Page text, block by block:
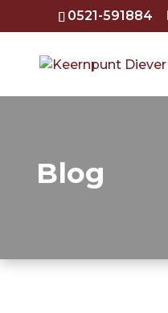
0521-591884
Blog